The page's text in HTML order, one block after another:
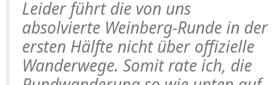
Leider führt die von uns
absolvierte Weinberg-Runde in der
ersten Hälfte nicht über offizielle
Wanderwege. Somit rate ich, die